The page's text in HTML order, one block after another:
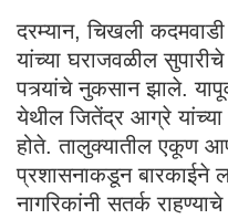
दरम्यान, चिखली
यांच्या घराजवळील
पत्र्यांचे नुकसान झाले.
येथील जितेंद्र आग्रे
होते. तालुक्यातील एकूण
प्रशासनाकडून बारकाईने
नागरिकांनी सतर्क